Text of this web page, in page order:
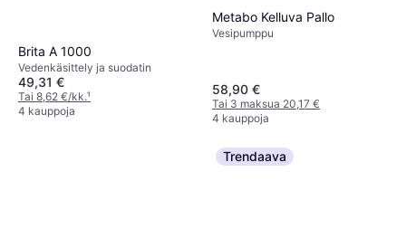
Brita A 1000
Vedenkäsittely ja suodatin
49,31 €
Tai 8,62 €/kk.¹
4 kauppoja
Metabo Kelluva Pallo
Vesipumppu
58,90 €
Tai 3 maksua 20,17 €
4 kauppoja
Trendaava